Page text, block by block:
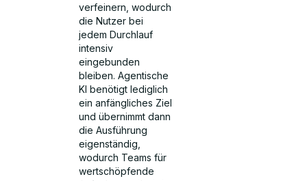
verfeinern, wodurch
die Nutzer bei
jedem Durchlauf
intensiv
eingebunden
bleiben. Agentische
KI benötigt lediglich
ein anfängliches Ziel
und übernimmt dann
die Ausführung
eigenständig,
wodurch Teams für
wertschöpfende